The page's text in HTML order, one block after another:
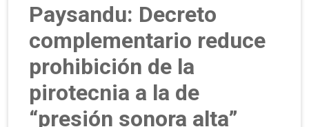
Paysandu: Decreto
complementario reduce
prohibición de la
pirotecnia a la de
“presión sonora alta”